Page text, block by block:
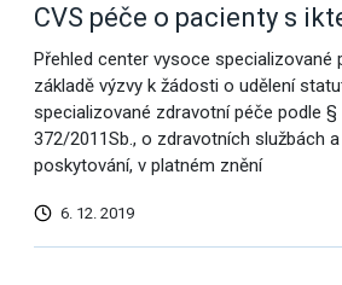
CVS péče o pacienty s
Přehled center vysoce specializované
základě výzvy k žádosti o udělení
specializované zdravotní péče podle §
372/2011Sb., o zdravotních službách
poskytování, v platném znění
6. 12. 2019